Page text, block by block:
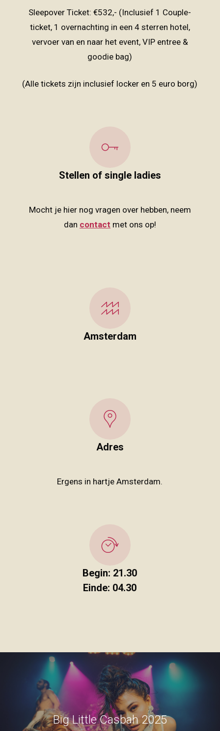
Sleepover Ticket: €532,- (Inclusief 1 Couple-
ticket, 1 overnachting in een 4 sterren hotel,
vervoer van en naar het event, VIP entree &
goodie bag)
(Alle tickets zijn inclusief locker en 5 euro borg)
Stellen of single ladies
Mocht je hier nog vragen over hebben, neem
dan contact met ons op!
Amsterdam
Adres
Ergens in hartje Amsterdam.
Begin: 21.30
Einde: 04.30
Big Little Casbah 2025